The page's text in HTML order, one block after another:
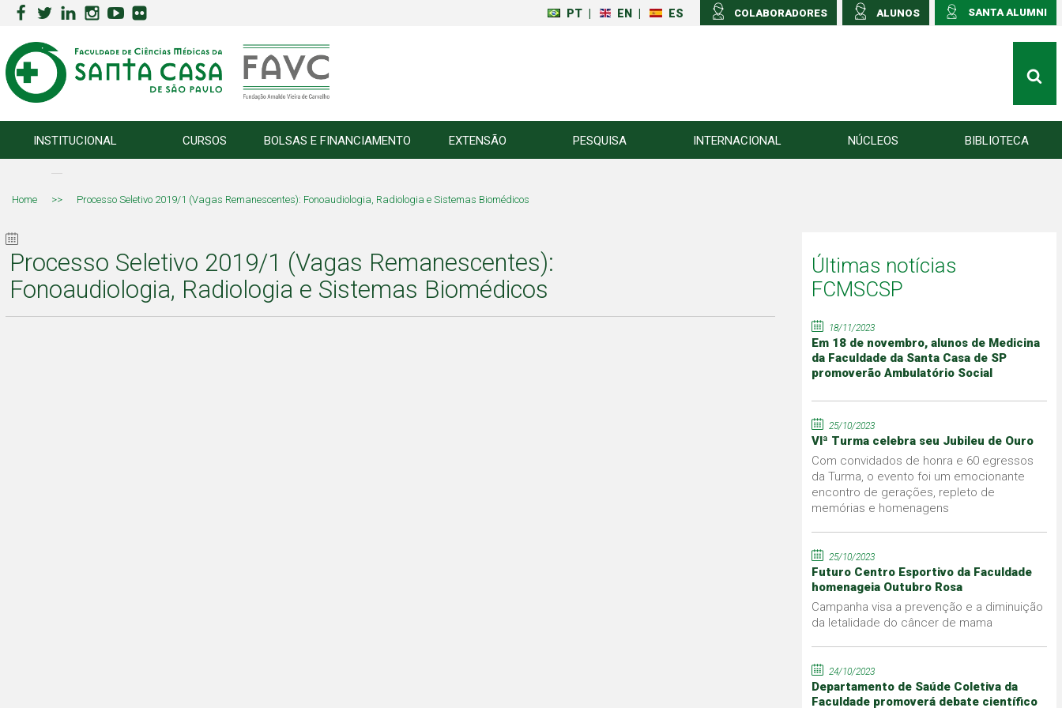
SANTA ALUMNI
ALUNOS
COLABORADORES
PT EN ES
INSTITUCIONAL CURSOS BOLSAS E FINANCIAMENTO EXTENSÃO PESQUISA INTERNACIONAL NÚCLEOS BIBLIOTECA
Home >> Processo Seletivo 2019/1 (Vagas Remanescentes): Fonoaudiologia, Radiologia e Sistemas Biomédicos
Processo Seletivo 2019/1 (Vagas Remanescentes):
Fonoaudiologia, Radiologia e Sistemas Biomédicos
Últimas notícias
FCMSCSP
18/11/2023
Em 18 de novembro, alunos de Medicina
da Faculdade da Santa Casa de SP
promoverão Ambulatório Social
25/10/2023
VIª Turma celebra seu Jubileu de Ouro
Com convidados de honra e 60 egressos
da Turma, o evento foi um emocionante
encontro de gerações, repleto de
memórias e homenagens
25/10/2023
Futuro Centro Esportivo da Faculdade
homenageia Outubro Rosa
Campanha visa a prevenção e a diminuição
da letalidade do câncer de mama
24/10/2023
Departamento de Saúde Coletiva da
Faculdade promoverá debate científico